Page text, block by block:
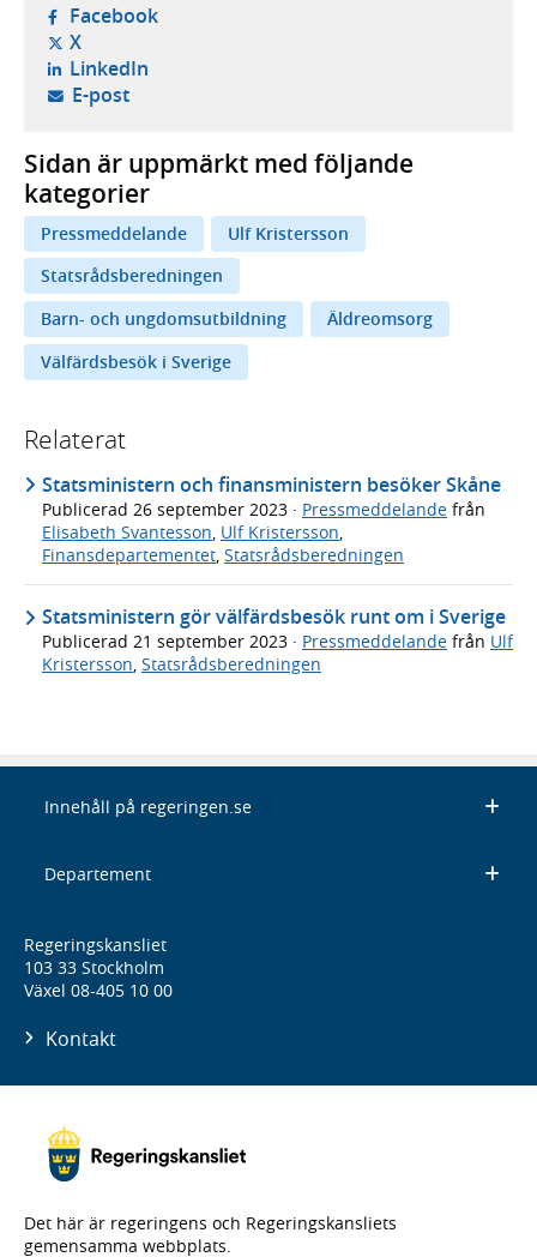
Facebook- öppnas i ny flik, extern webbplats,
X- öppnas i ny flik, extern webbplats,
LinkedIn- öppnas i ny flik, extern webbplats,
E-post- öppnar din e-postklient,
Sidan är uppmärkt med följande
kategorier
Pressmeddelande
Ulf Kristersson
Statsrådsberedningen
Barn- och ungdomsutbildning
Äldreomsorg
Välfärdsbesök i Sverige
Relaterat
Statsministern och finansministern besöker Skåne
Publicerad 26 september 2023 · Pressmeddelande från
Elisabeth Svantesson Ulf Kristersson
Finansdepartementet Statsrådsberedningen
Statsministern gör välfärdsbesök runt om i Sverige
Publicerad 21 september 2023 · Pressmeddelande från Ulf
Kristersson, Statsrådsberedningen
Innehåll på regeringen.se
Departement
Regeringskansliet
103 33 Stockholm
Växel 08-405 10 00
Kontakt
Det här är regeringens och Regeringskansliets
gemensamma webbplats.